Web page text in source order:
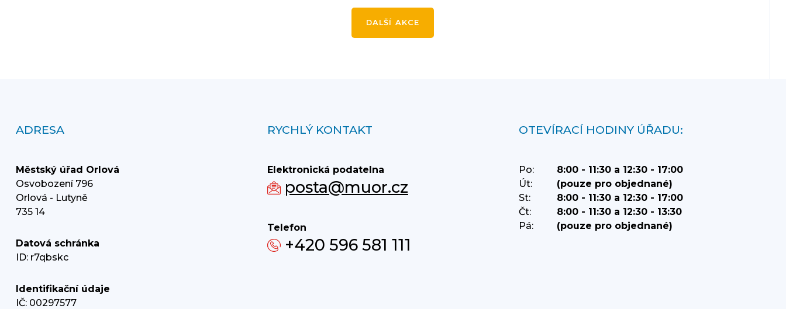
DALŠÍ AKCE
ADRESA
Městský úřad Orlová
Osvobození 796
Orlová - Lutyně
735 14
Datová schránka
ID: r7qbskc
Identifikační údaje
IČ: 00297577
RYCHLÝ KONTAKT
Elektronická podatelna
posta@muor.cz
Telefon
+420 596 581 111
OTEVÍRACÍ HODINY ÚŘADU:
Po:
8:00 - 11:30 a 12:30 - 17:00
Út:
(pouze pro objednané)
St:
8:00 - 11:30 a 12:30 - 17:00
Čt:
8:00 - 11:30 a 12:30 - 13:30
Pá:
(pouze pro objednané)